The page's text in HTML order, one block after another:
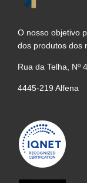
O nosso objetivo
dos produtos dos
Rua da Telha, Nº
4445-219 Alfena